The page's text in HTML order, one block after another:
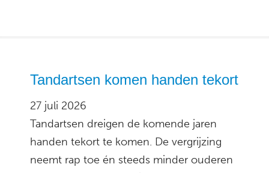
Tandartsen komen handen tekort
27 juli 2026
Tandartsen dreigen de komende jaren
handen tekort te komen. De vergrijzing
neemt rap toe én steeds minder ouderen